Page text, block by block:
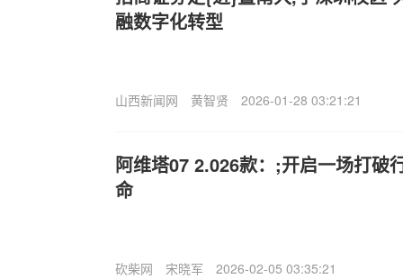
融数字化转型
山西新闻网 黄智贤 2026-01-28 03:21:21
阿维塔07 2.026款：;开启一场打破
命
砍柴网 宋晓军 2026-02-05 03:35:21